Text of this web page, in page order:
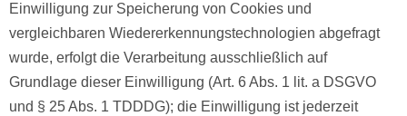
Einwilligung zur Speicherung von Cookies und
vergleichbaren Wiedererkennungstechnologien abgefragt
wurde, erfolgt die Verarbeitung ausschließlich auf
Grundlage dieser Einwilligung (Art. 6 Abs. 1 lit. a DSGVO
und § 25 Abs. 1 TDDDG); die Einwilligung ist jederzeit